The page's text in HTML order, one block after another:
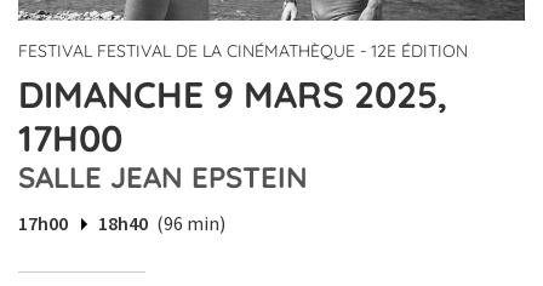
FESTIVAL FESTIVAL DE LA CINÉMATHÈQUE - 12E ÉDITION
DIMANCHE 9 MARS 2025,
17H00
SALLE JEAN EPSTEIN
17h00 18h40 (96 min)